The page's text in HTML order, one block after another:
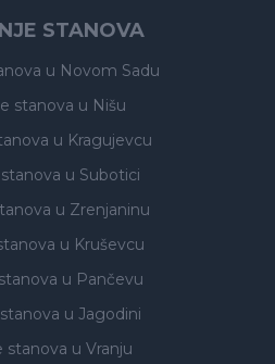
STANOVA
u Novom Sadu
stanova u Nišu
u Kragujevcu
u Subotici
u Zrenjaninu
u Kruševcu
u Pančevu
u Jagodini
stanova u Vranju